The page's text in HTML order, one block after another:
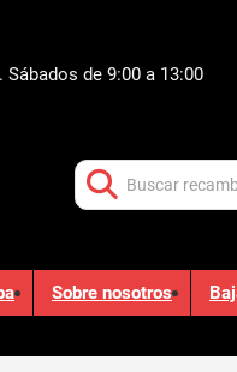
Sábados de 9:00 a 13:00
Sobre nosotros